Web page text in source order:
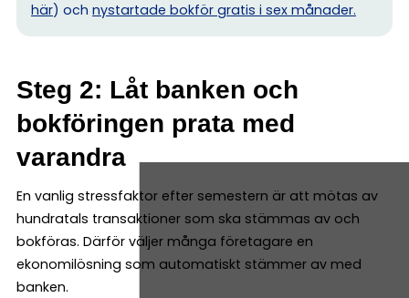
här) och nystartade bokför gratis i sex månader.
Steg 2: Låt banken och
bokföringen prata med
varandra
En vanlig stressfaktor efter semestern är att mötas av
hundratals transaktioner som ska stämmas av och
bokföras. Därför väljer många företagare en
ekonomilösning som automatiskt stämmer av med
banken.